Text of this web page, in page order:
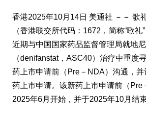
香港2025年10月14日 美通社 －－ 歌
（香港联交所代码：1672，简称“歌
近期与中国国家药品监督管理局就地
（denifanstat，ASC40）治疗中重度
药上市申请前（Pre－NDA）沟通，
药上市申请。该新药上市申请前（Pre
2025年6月开始，并于2025年10月结束